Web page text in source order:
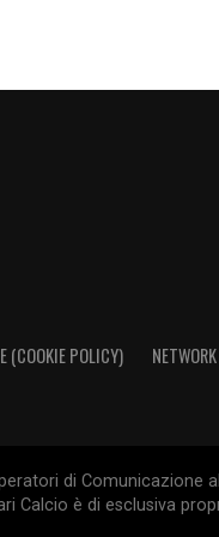
(COOKIE POLICY)
di Comunicazione al
Calcio è di esclusiva